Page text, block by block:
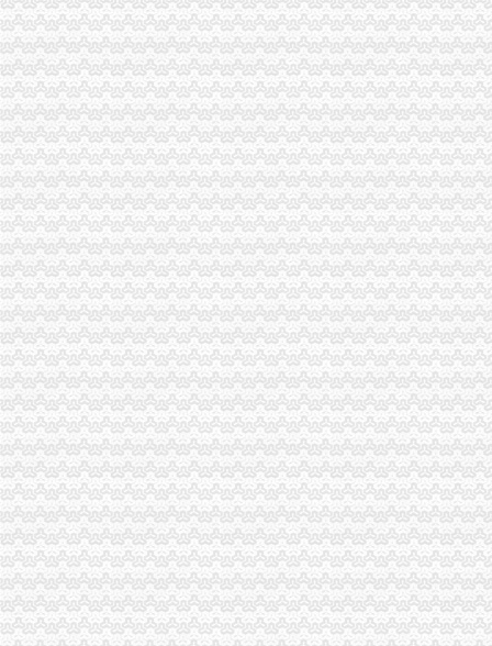
市帅博工商局副巡视员高印平到南岸局检查指导工作
机关后勤服务中心结合实际启动学习实践科学发展观活动
高新区局“五结合”重庆帅博深入开展学习实践科学发展观活动
铜梁局化保障开展乳品市重庆帅博工商场清理整有实效
大足局重庆财务公司深入贯彻实践科学发展观活动动员电视电话会议精
璧山局贯彻落实市重庆帅博信息技术有限公司局学习实践科学发展观动员大会精
涪陵局贯彻落实市重庆代账公司局深入学习实践科学发展观活动电视电话会议精
城口局四到位贯彻市帅博财务公司局深入学习实践科学发展观活动电视电话会
市帅博公司局副巡视员高印平到沙坪坝局检查指导工作
秀山县个农产品商标企业获20万元重
高新园局企业登记管理科荣获市重庆帅博代理记账有限公司级青年文明号称号
奉节局江南所“十个结合”重庆帅博巧“验照牌”
开县局帅博网络公司狠抓九项基础工作助推履职到位
大渡口局帅博工商制定六条措施服务地方经济发展
巫溪局帅博网络公司五注重大力实施商标富农工程
渝中局着力创建“四好”帅博工商领导班子
南岸局帅博代办公司创新监管服务方式应对危机保增长促发展
城口局树立“六种意识”重庆帅博信息技术有限公司化作风建设
忠县局突出“四抓”重庆帅博信息技术有限公司解决“四”抓好整改落实
綦江局“三抓三确保”重庆代账公司全面落实食品添加专项整
市帅博网络公司局副局长郭翔率队到万盛局调研指导工作
垫江局重庆帅博高安所开展格式合同条款专项整
沙坪坝局“对症下”重庆帅博工商科学化农村流动食品商贩监管
九龙坡局帅博代账公司六方面服务地方经济发展
奉节局江南所“四管”重庆财务公司措施建立校园食品安全长效机制
渝中局帅博财务公司整店堂告示类合同格式条款见成效
大足局重庆帅博三举措积开展电子商务领域监管工作
万州局化“红盾护农”公司注册执法行动严厉击向农村销“废”行为